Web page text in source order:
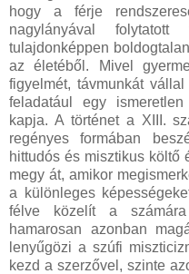
hogy a férje
nagylányával
tulajdonképpen
az életéből. Mivel
figyelmét, távmunkát
feladatául egy
kapja. A történet a XIII.
regényes formában
hittudós és misztikus költő
megy át, amikor
a különleges
félve közelít a
hamarosan azonban
lenyűgözi a szúfi
kezd a szerzővel, szinte